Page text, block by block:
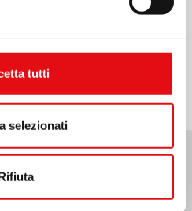
tutti
selezionati